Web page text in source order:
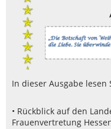
In dieser Ausgabe lesen
• Rückblick auf den
Frauenvertretung